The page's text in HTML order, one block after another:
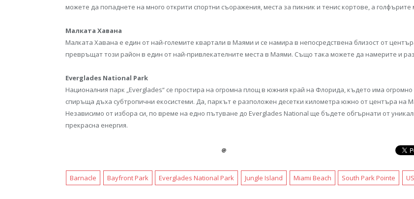
можете да попаднете на много открити спортни съоражения, места за пикник и тенис кортове, а
Малката Хавана
Малката Хавана е един от най-големите квартали в Маями и се намира в непосредствена близост от
превръщат този район в един от най-привлекателните места в Маями. Също така можете да намерите и
Everglades National Park
Националния парк „Evergladеs“ се простира на огромна площ в южния край на Флорида, където има
спиръща дъха субтропични екосистеми. Да, паркът е разположен десетки километра южно от центъра на
Независимо от избора си, по време на едно пътуване до Everglades National ще бъдете обгърнати от
прекрасна енергия.
Barnacle Bayfront Park Everglades National Park Jungle Island Miami Beach South Park Pointe